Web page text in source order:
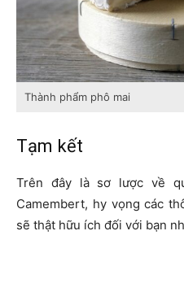
Thành phẩm phô mai
Tạm kết
Trên đây là sơ lược về
Camembert, hy vọng các
sẽ thật hữu ích đối với bạn